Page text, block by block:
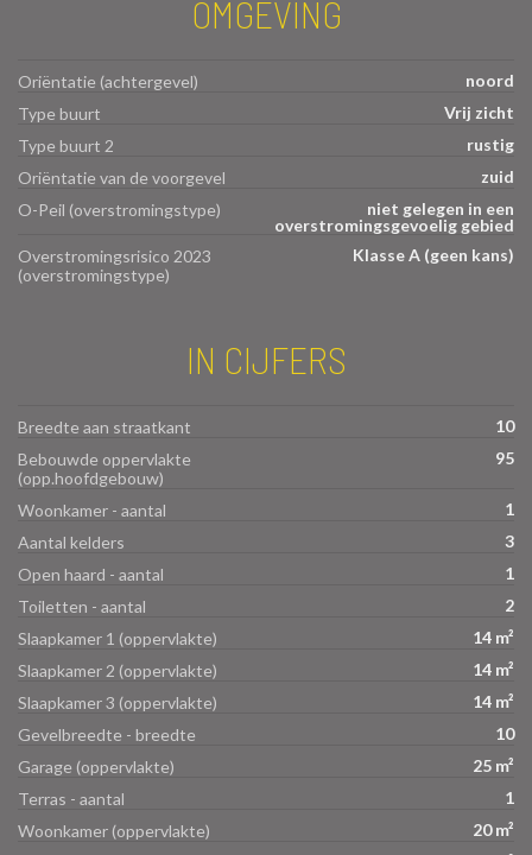
OMGEVING
Oriëntatie (achtergevel)
noord
Type buurt
Vrij zicht
Type buurt 2
rustig
Oriëntatie van de voorgevel
zuid
O-Peil (overstromingstype)
niet gelegen in een
overstromingsgevoelig gebied
Overstromingsrisico 2023
(overstromingstype)
Klasse A (geen kans)
IN CIJFERS
Breedte aan straatkant
10
Bebouwde oppervlakte
(opp.hoofdgebouw)
95
Woonkamer - aantal
1
Aantal kelders
3
Open haard - aantal
1
Toiletten - aantal
2
Slaapkamer 1 (oppervlakte)
14 m²
Slaapkamer 2 (oppervlakte)
14 m²
Slaapkamer 3 (oppervlakte)
14 m²
Gevelbreedte - breedte
10
Garage (oppervlakte)
25 m²
Terras - aantal
1
Woonkamer (oppervlakte)
20 m²